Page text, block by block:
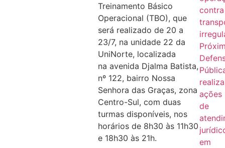
Treinamento Básico
Operacional (TBO), que
será realizado de 20 a
23/7, na unidade 22 da
UniNorte, localizada
na avenida Djalma Batista,
nº 122, bairro Nossa
Senhora das Graças, zona
Centro-Sul, com duas
turmas disponíveis, nos
horários de 8h30 às 11h30
e 18h30 às 21h.
contra
realiza
ações
de
em